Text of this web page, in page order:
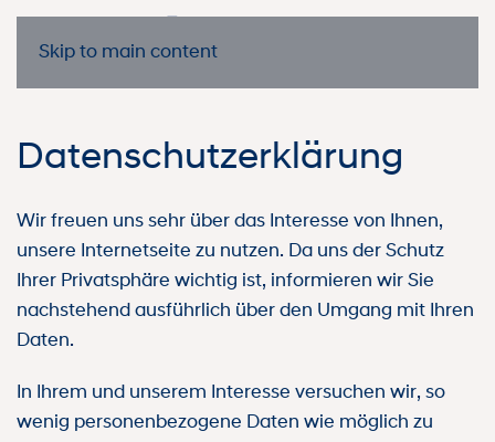
Skip to main content
Datenschutzerklärung
Wir freuen uns sehr über das Interesse von Ihnen,
unsere Internetseite zu nutzen. Da uns der Schutz
Ihrer Privatsphäre wichtig ist, informieren wir Sie
nachstehend ausführlich über den Umgang mit Ihren
Daten.
In Ihrem und unserem Interesse versuchen wir, so
wenig personenbezogene Daten wie möglich zu